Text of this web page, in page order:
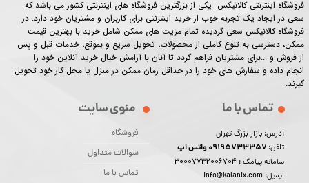
فروشگاه اینترنتی کالانیکس یکی از بزرگترین فروشگاه های اینترنتی کشور می باشد که
سعی در ایجاد یک تجربه خوب از خرید اینترنتی برای کاربران و مشتریان خود دارد. در
فروشگاه کالانیکس سعی گردیده تمام مزیت های ممکن شامل خرید با بهترین قیمت
ممکن، دسترسی به تنوع کاملی از محصولات، تحویل سریع و بموقع، خدمات قبل و پس
از فروش و ...برای مشتریان فراهم گردد تا آنان با آرامش خیال خرید آنلاین خود را
انجام داده و سفارش های خود را در حداقل زمان ممکن در منزل یا محل کار خود تحویل
گیرند.​​​​​​​
منوی سایت
فروشگاه
سوالات متداول
تماس با ما
تماس با ما
آدرس: بازار بزرگ تهران
تلفن:
سامانه پیامک : 30007732006704
ایمیل: info@kalanix.com